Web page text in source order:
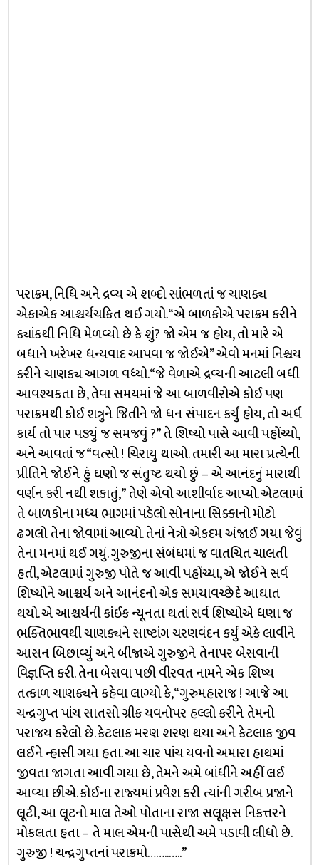
પરાક્રમ, નિધિ અને દ્રવ્ય એ શબ્દો સાંભળતાં જ ચાણક્ય
એકાએક આશ્ચર્યચકિત થઈ ગયો. “એ બાળકોએ પરાક્રમ કરીને
ક્યાંકથી નિધિ મેળવ્યો છે કે શું? જો એમ જ હોય, તો મારે એ
બધાને ખરેખર ધન્યવાદ આપવા જ જોઈએ” એવો મનમાં નિશ્ચય
કરીને ચાણક્ય આગળ વધ્યો. “જે વેળાએ દ્રવ્યની આટલી બધી
આવશ્યકતા છે, તેવા સમયમાં જે આ બાળવીરોએ કોઈ પણ
પરાક્રમથી કોઈ શત્રુને જિતીને જો ધન સંપાદન કર્યું હોય, તો અર્ધ
કાર્ય તો પાર પડ્યું જ સમજવું ?” તે શિષ્યો પાસે આવી પહોંચ્યો,
અને આવતાં જ “વત્સો ! ચિરાયુ થાઓ. તમારી આ મારા પ્રત્યેની
પ્રીતિને જોઈને હું ઘણો જ સંતુષ્ટ થયો છું – એ આનંદનું મારાથી
વર્ણન કરી નથી શકાતું,” તેણે એવો આશીર્વાદ આપ્યો. એટલામાં
તે બાળકોના મધ્ય ભાગમાં પડેલો સોનાના સિક્કાનો મોટો
ઢગલો તેના જોવામાં આવ્યો. તેનાં નેત્રો એકદમ અંજાઈ ગયા જેવું
તેના મનમાં થઈ ગયું. ગુરુજીના સંબંધમાં જ વાતચિત ચાલતી
હતી, એટલામાં ગુરુજી પોતે જ આવી પહોંચ્યા, એ જોઈને સર્વ
શિષ્યોને આશ્ચર્ય અને આનંદનો એક સમયાવચ્છેદે આઘાત
થયો. એ આશ્ચર્યની કાંઈક ન્યૂનતા થતાં સર્વ શિષ્યોએ ધણા જ
ભક્તિભાવથી ચાણક્યને સાષ્ટાંગ ચરણવંદન કર્યું એકે લાવીને
આસન બિછાવ્યું અને બીજાએ ગુરુજીને તેનાપર બેસવાની
વિજ્ઞપ્તિ કરી. તેના બેસવા પછી વીરવત નામને એક શિષ્ય
તત્કાળ ચાણક્યને કહેવા લાગ્યો કે, “ગુરુમહારાજ ! આજે આ
ચન્દ્રગુપ્ત પાંચ સાતસો ગ્રીક યવનોપર હલ્લો કરીને તેમનો
પરાજય કરેલો છે. કેટલાક મરણ શરણ થયા અને કેટલાક જીવ
લઈને ન્હાસી ગયા હતા. આ ચાર પાંચ યવનો અમારા હાથમાં
જીવતા જાગતા આવી ગયા છે, તેમને અમે બાંધીને અહીં લઈ
આવ્યા છીએ. કોઈના રાજ્યમાં પ્રવેશ કરી ત્યાંની ગરીબ પ્રજાને
લૂટી, આ લૂટનો માલ તેઓ પોતાના રાજા સલૂક્ષસ નિકત્તરને
મોકલતા હતા – તે માલ એમની પાસેથી અમે પડાવી લીધો છે.
ગુરુજી ! ચન્દ્રગુપ્તનાં પરાક્રમો……..…..”